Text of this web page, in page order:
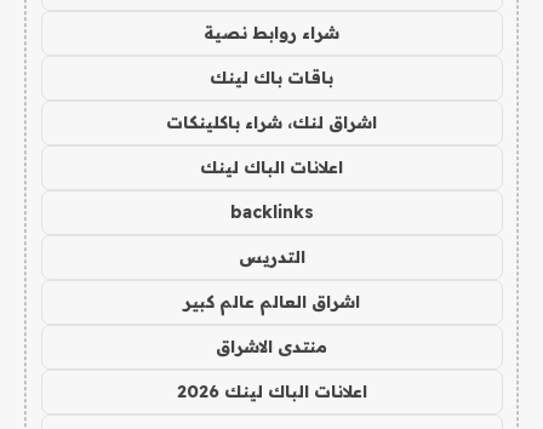
شراء روابط نصية
باقات باك لينك
اشراق لنك، شراء باكلينكات
اعلانات الباك لينك
backlinks
التدريس
اشراق العالم عالم كبير
منتدى الاشراق
اعلانات الباك لينك 2026